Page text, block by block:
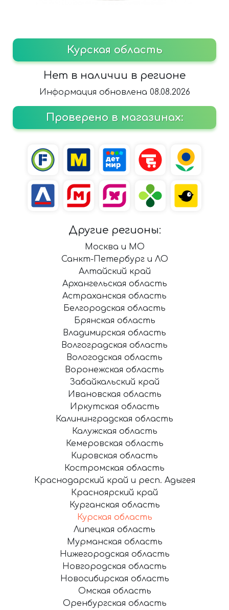
Курская область
Нет в наличии в регионе
Информация обновлена 08.08.2026
Проверено в магазинах:
Другие регионы:
Москва и МО
Санкт-Петербург и ЛО
Алтайский край
Архангельская область
Астраханская область
Белгородская область
Брянская область
Владимирская область
Волгоградская область
Вологодская область
Воронежская область
Забайкальский край
Ивановская область
Иркутская область
Калининградская область
Калужская область
Кемеровская область
Кировская область
Костромская область
Краснодарский край и респ. Адыгея
Красноярский край
Курганская область
Курская область
Липецкая область
Мурманская область
Нижегородская область
Новгородская область
Новосибирская область
Омская область
Оренбургская область